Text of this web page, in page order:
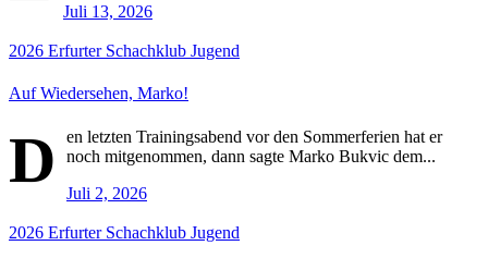
Juli 13, 2026
2026 Erfurter Schachklub Jugend
Auf Wiedersehen, Marko!
D
en letzten Trainingsabend vor den Sommerferien hat er
noch mitgenommen, dann sagte Marko Bukvic dem...
Juli 2, 2026
2026 Erfurter Schachklub Jugend